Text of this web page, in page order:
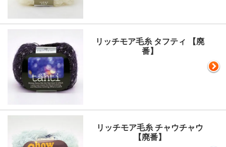
リッチモア毛糸 タフティ 【廃
番】
リッチモア毛糸 チャウチャウ
【廃番】